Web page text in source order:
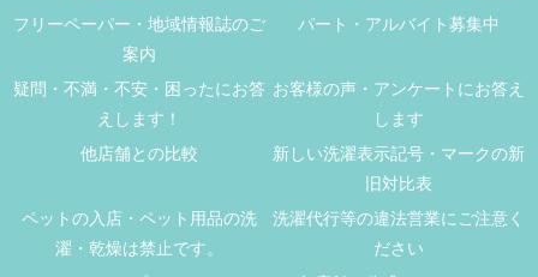
フリーペーパー・地域情報誌のご
案内
パート・アルバイト募集中
疑問・不満・不安・困ったにお答
えします！
お客様の声・アンケートにお答え
します
他店舗との比較
新しい洗濯表示記号・マークの新
旧対比表
ペットの入店・ペット用品の洗
濯・乾燥は禁止です。
洗濯代行等の違法営業にご注意く
ださい